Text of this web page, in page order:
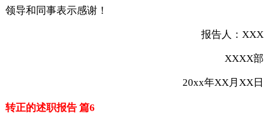
领导和同事表示感谢！
报告人：XXX
XXXX部
20xx年XX月XX日
转正的述职报告 篇6